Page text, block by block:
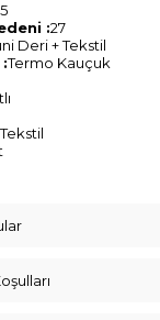
:27
Deri + Tekstil
:Termo Kauçuk
Tekstil